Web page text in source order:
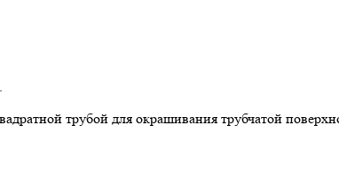
трубой для окрашивания трубчатой